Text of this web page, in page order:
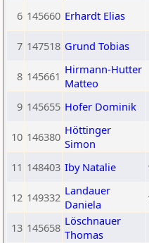
6 145660 Erhardt Elias
7 147518 Grund Tobias
8 145661 Hirmann-Hutter
Matteo
9 145655 Hofer Dominik
10 146380 Höttinger
Simon
11 148403 Iby Natalie
12 149332 Landauer
Daniela
13 145658 Löschnauer
Thomas